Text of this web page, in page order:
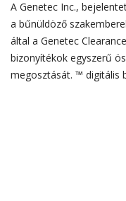
A Genetec Inc.,
a bűnüldöző
által a Genetec
bizonyítékok egyszerű
megosztását. ™ digitális